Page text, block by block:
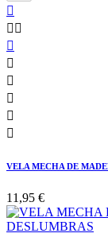

 






VELA MECHA DE
11,95 €